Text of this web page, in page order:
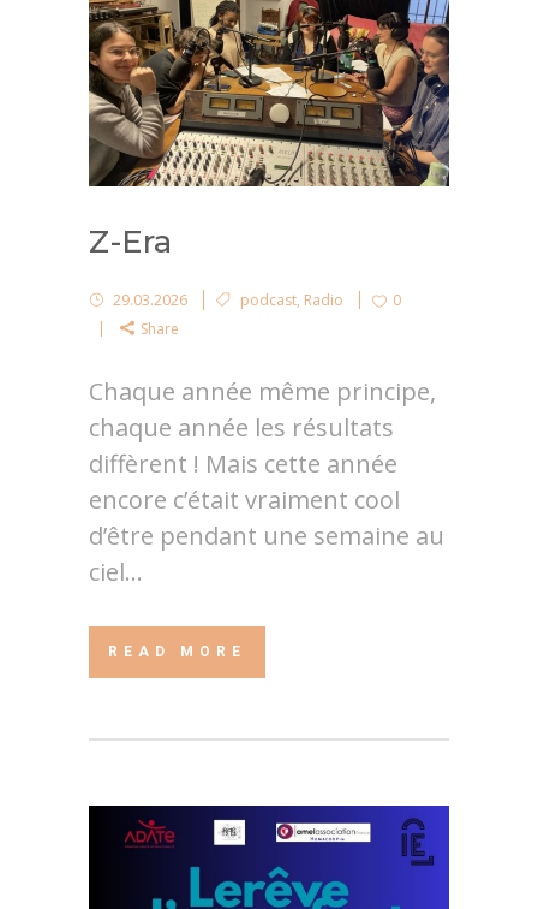
Z-Era
29.03.2026 podcast, Radio
0
Share
Chaque année même principe,
chaque année les résultats
diffèrent ! Mais cette année
encore c’était vraiment cool
d’être pendant une semaine au
ciel...
READ MORE